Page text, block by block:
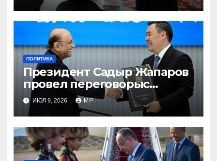
ПОЛИТИКА
Президент Садыр Жапаров
провел переговорыс
лидером Пакистана
ИЮЛ 9, 2026 MP